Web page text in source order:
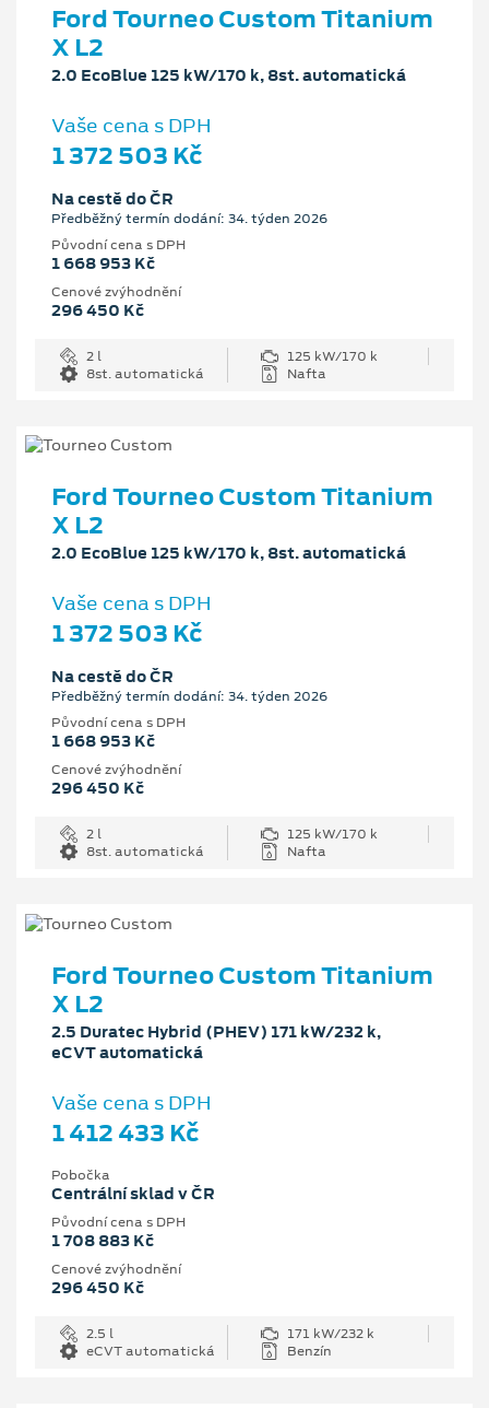
Ford Tourneo Custom Titanium
X L2
2.0 EcoBlue 125 kW/170 k, 8st. automatická
Vaše cena s DPH
1 372 503 Kč
Na cestě do ČR
Předběžný termín dodání: 34. týden 2026
Původní cena s DPH
1 668 953 Kč
Cenové zvýhodnění
296 450 Kč
2 l
125 kW/170 k
8st. automatická
Nafta
Ford Tourneo Custom Titanium
X L2
2.0 EcoBlue 125 kW/170 k, 8st. automatická
Vaše cena s DPH
1 372 503 Kč
Na cestě do ČR
Předběžný termín dodání: 34. týden 2026
Původní cena s DPH
1 668 953 Kč
Cenové zvýhodnění
296 450 Kč
2 l
125 kW/170 k
8st. automatická
Nafta
Ford Tourneo Custom Titanium
X L2
2.5 Duratec Hybrid (PHEV) 171 kW/232 k,
eCVT automatická
Vaše cena s DPH
1 412 433 Kč
Pobočka
Centrální sklad v ČR
Původní cena s DPH
1 708 883 Kč
Cenové zvýhodnění
296 450 Kč
2.5 l
171 kW/232 k
eCVT automatická
Benzín